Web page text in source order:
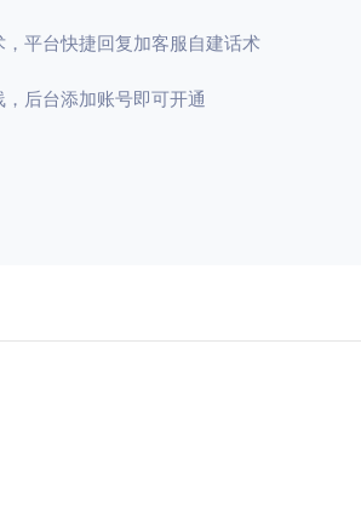
，平台快捷回复加客服自建话术
，后台添加账号即可开通